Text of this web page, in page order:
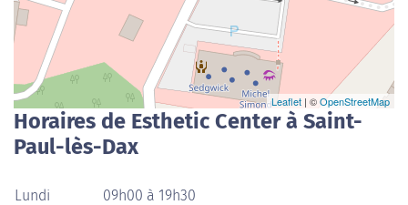
Leaflet | ©OpenStreetMap
Horaires de Esthetic Center à Saint-
Paul-lès-Dax
Lundi
09h00 à 19h30